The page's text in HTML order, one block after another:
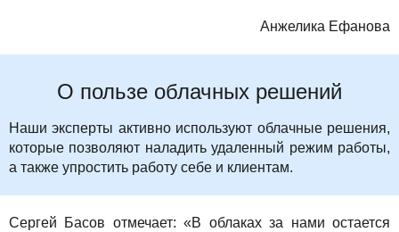
Анжелика Ефанова
О пользе облачных решений
Наши эксперты активно используют облачные решения,
которые позволяют наладить удаленный режим работы,
а также упростить работу себе и клиентам.
Сергей Басов отмечает: «В облаках за нами остается